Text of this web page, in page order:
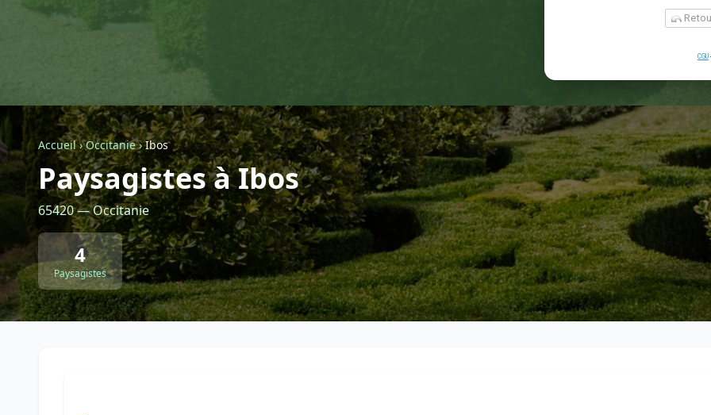
Accueil›Occitanie›Ibos
Paysagistes à Ibos
65420 — Occitanie
4
Paysagistes